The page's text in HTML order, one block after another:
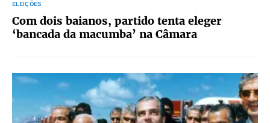
ELEIÇÕES
Com dois baianos, partido tenta eleger
‘bancada da macumba’ na Câmara